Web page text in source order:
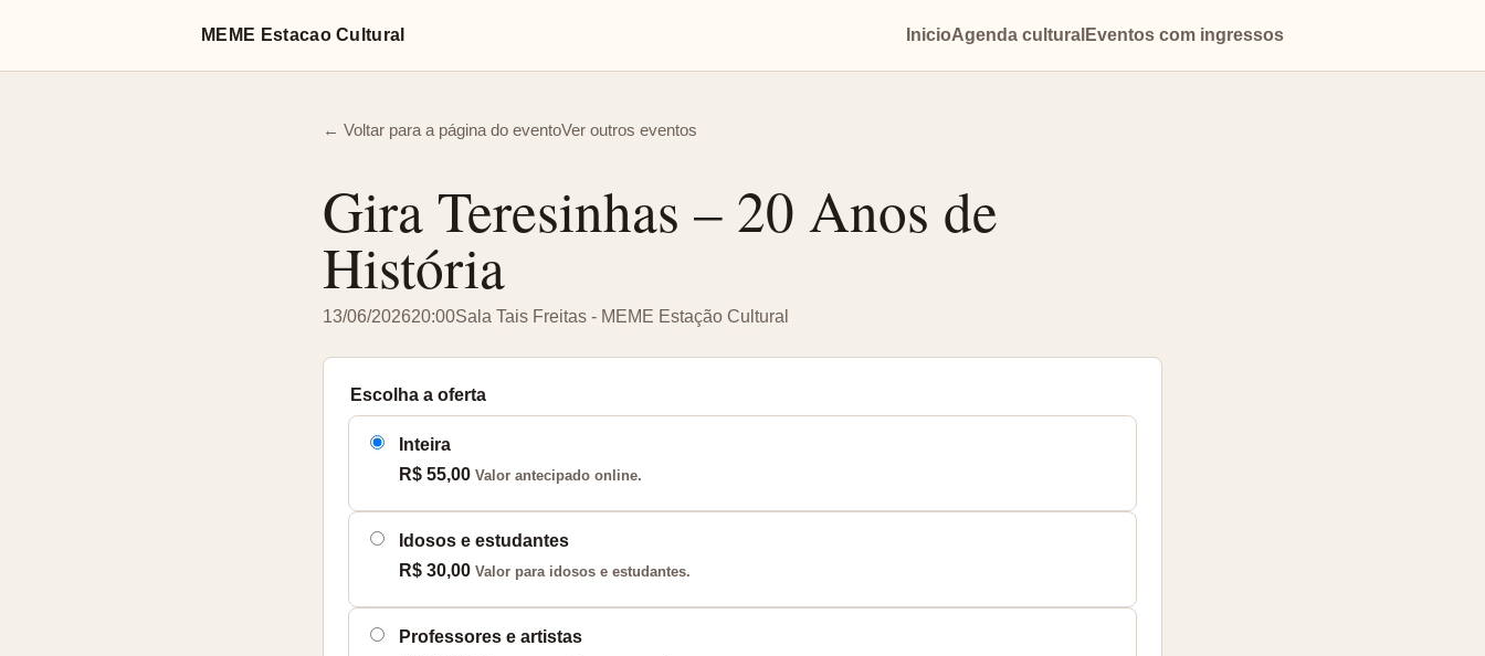
MEME Estacao Cultural InicioAgenda cultural Eventos com ingressos
← Voltar para a página do eventoVer outros eventos
Gira Teresinhas – 20 Anos de
História
13/06/202620:00Sala Tais Freitas - MEME Estação Cultural
Escolha a oferta
Inteira
R$ 55,00 Valor antecipado online.
Idosos e estudantes
R$ 30,00 Valor para idosos e estudantes.
Professores e artistas